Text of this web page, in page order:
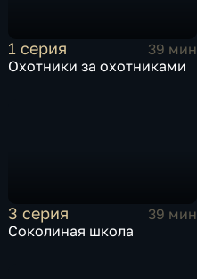
1 серия
39 мин
Охотники за охотниками
3 серия
39 мин
Соколиная школа